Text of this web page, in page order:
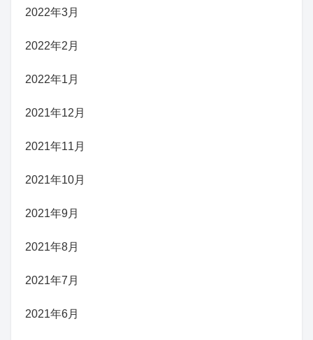
2022年3月
2022年2月
2022年1月
2021年12月
2021年11月
2021年10月
2021年9月
2021年8月
2021年7月
2021年6月